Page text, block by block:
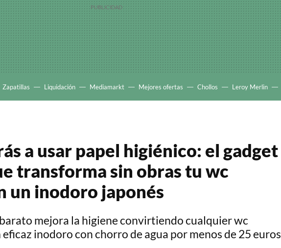
Zapatillas Liquidación Mediamarkt Mejores ofertas Chollos Leroy Merlin
a usar papel higiénico: el gadget
transforma sin obras tu wc
un inodoro japonés
mejora la higiene convirtiendo cualquier wc
inodoro con chorro de agua por menos de 25 euros